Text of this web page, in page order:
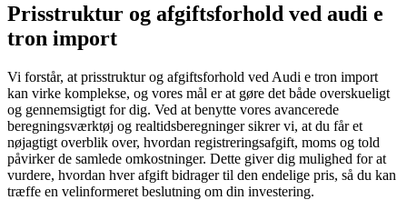
Prisstruktur og afgiftsforhold ved audi e
tron import
Vi forstår, at prisstruktur og afgiftsforhold ved Audi e tron import
kan virke komplekse, og vores mål er at gøre det både overskueligt
og gennemsigtigt for dig. Ved at benytte vores avancerede
beregningsværktøj og realtidsberegninger sikrer vi, at du får et
nøjagtigt overblik over, hvordan registreringsafgift, moms og told
påvirker de samlede omkostninger. Dette giver dig mulighed for at
vurdere, hvordan hver afgift bidrager til den endelige pris, så du kan
træffe en velinformeret beslutning om din investering.